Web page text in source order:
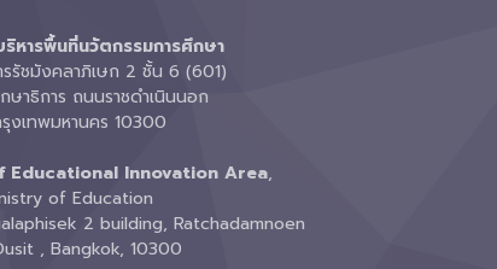
ริหารพื้นที่นวัตกรรมการศึกษา
รัชมังคลาภิเษก 2 ชั้น 6 (601)
ษาธิการ ถนนราชดำเนินนอก
งเทพมหานคร 10300
Educational Innovation Area,
of Education
2 building, Ratchadamnoen
, Bangkok, 10300